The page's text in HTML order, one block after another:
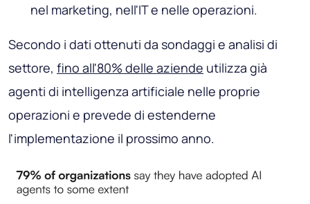
nel marketing, nell'IT e nelle operazioni.
Secondo i dati ottenuti da sondaggi e analisi di
settore, fino all'80% delle aziende utilizza già
agenti di intelligenza artificiale nelle proprie
operazioni e prevede di estenderne
l'implementazione il prossimo anno.